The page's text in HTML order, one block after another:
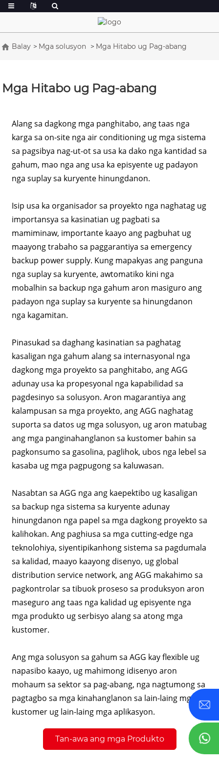
Balay Mga solusyon Mga Hitabo ug Pag-abang
Mga Hitabo ug Pag-abang
Alang sa dagkong mga panghitabo, ang taas nga
karga sa on-site nga air conditioning ug mga sistema
sa pagsibya nag-ut-ot sa usa ka dako nga kantidad sa
gahum, mao nga ang usa ka episyente ug padayon
nga suplay sa kuryente hinungdanon.
Isip usa ka organisador sa proyekto nga naghatag ug
importansya sa kasinatian ug pagbati sa
mamiminaw, importante kaayo ang pagbuhat ug
maayong trabaho sa paggarantiya sa emergency
backup power supply. Kung mapakyas ang panguna
nga suplay sa kuryente, awtomatiko kini nga
mobalhin sa backup nga gahum aron masiguro ang
padayon nga suplay sa kuryente sa hinungdanon
nga kagamitan.
Pinasukad sa daghang kasinatian sa paghatag
kasaligan nga gahum alang sa internasyonal nga
dagkong mga proyekto sa panghitabo, ang AGG
adunay usa ka propesyonal nga kapabilidad sa
pagdesinyo sa solusyon. Aron magarantiya ang
kalampusan sa mga proyekto, ang AGG naghatag
suporta sa datos ug mga solusyon, ug aron matubag
ang mga panginahanglanon sa kustomer bahin sa
pagkonsumo sa gasolina, paglihok, ubos nga lebel sa
kasaba ug mga pagpugong sa kaluwasan.
Nasabtan sa AGG nga ang kaepektibo ug kasaligan
sa backup nga sistema sa kuryente adunay
hinungdanon nga papel sa mga dagkong proyekto sa
kalihokan. Ang paghiusa sa mga cutting-edge nga
teknolohiya, siyentipikanhong sistema sa pagdumala
sa kalidad, maayo kaayong disenyo, ug global
distribution service network, ang AGG makahimo sa
pagkontrolar sa tibuok proseso sa produksyon aron
maseguro ang taas nga kalidad ug episyente nga
mga produkto ug serbisyo alang sa atong mga
kustomer.
Ang mga solusyon sa gahum sa AGG kay flexible ug
napasibo kaayo, ug mahimong idisenyo aron
mohaum sa sektor sa pag-abang, nga nagtumong sa
pagtagbo sa mga kinahanglanon sa lain-laing mga
kustomer ug lain-laing mga aplikasyon.
Tan-awa ang mga Produkto